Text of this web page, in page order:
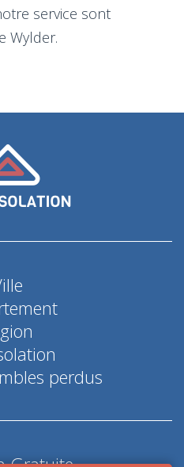
service sont
Wylder.
perdus